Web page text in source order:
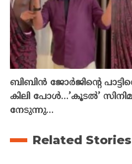
ബിബിൻ ജോർജിന്റെ
കിലി പോൾ…’കൂടൽ’
നേടുന്നു…
Related Stories